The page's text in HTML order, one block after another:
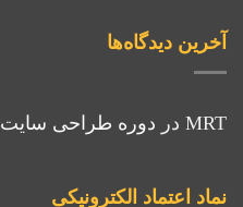
آخرین دیدگاه‌ها
MRT در دوره طراحی سایت
نماد اعتماد الکترونیکی